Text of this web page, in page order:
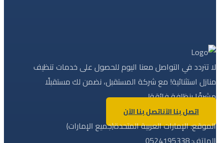
لا تتردد في التواصل معنا اليوم للحصول على خدمات تنظيف
منازل استثنائية! مع شركة المستقبل، نضمن لك مستقبلًا
مشرقًا بنظافة فائقة!
اتصل بنا الآناتصل بنا الآن
الموقع: الإمارات العربية المتحدة(جميع الإمارات)